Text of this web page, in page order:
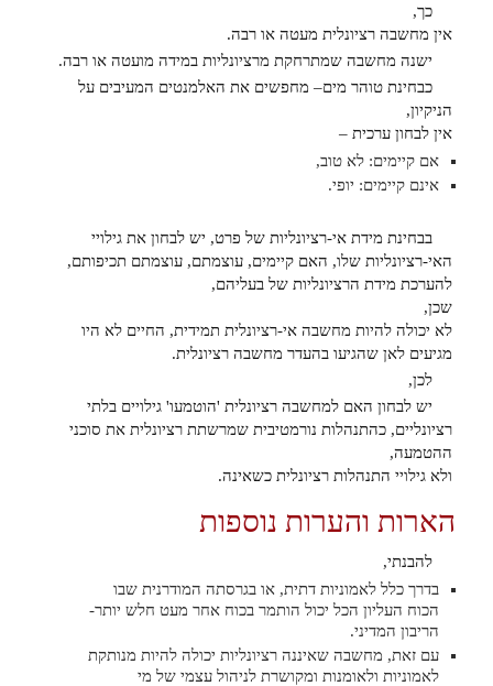
כך,
אין מחשבה רציונלית מעטה או רבה.
ישנה מחשבה שמתרחקת מרציונליות במידה מועטה או רבה.
כבחינת טוהר מים– מחפשים את האלמנטים המעיבים על
הניקיון,
אין לבחון ערכית –
אם קיימים: לא טוב,
אינם קיימים: יופי.
בבחינת מידת אי-רציונליות של פרט, יש לבחון את גילויי
האי-רציונליות שלו, האם קיימים, עוצמתם, עוצמתם תכיפותם,
להערכת מידת הרציונליות של בעליהם,
שכן,
לא יכולה להיות מחשבה אי-רציונלית תמידית, החיים לא היו
מגיעים לאן שהגיעו בהעדר מחשבה רציונלית.
לכן,
יש לבחון האם למחשבה רציונלית 'הוטמעו' גילויים בלתי
רציונליים, כהתנהלות נורמטיבית שמרשתת רציונלית את סוכני
ההטמעה,
ולא גילויי התנהלות רציונלית כשאינה.
הארות והערות נוספות
להבנתי,
בדרך כלל לאמוניות דתית, או בגרסתה המודרנית שבו
הכוח העליון הכל יכול הותמר בכוח אחר מעט חלש יותר-
הריבון המדיני.
עם זאת, מחשבה שאיננה רציונליות יכולה להיות מנותקת
לאמוניות ולאומנות ומקושרת לניהול עצמי של מי